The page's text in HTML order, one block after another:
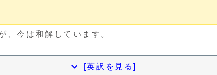
、今は和解しています。
[英訳を見る]